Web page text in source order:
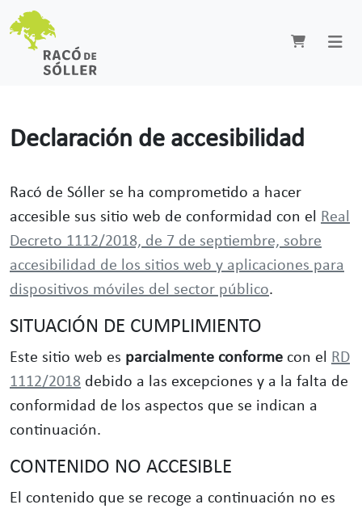
Declaración de accesibilidad
Racó de Sóller se ha comprometido a hacer
accesible sus sitio web de conformidad con el Real
Decreto 1112/2018, de 7 de septiembre, sobre
accesibilidad de los sitios web y aplicaciones para
dispositivos móviles del sector público.
SITUACIÓN DE CUMPLIMIENTO
Este sitio web es parcialmente conforme con el RD
1112/2018 debido a las excepciones y a la falta de
conformidad de los aspectos que se indican a
continuación.
CONTENIDO NO ACCESIBLE
El contenido que se recoge a continuación no es